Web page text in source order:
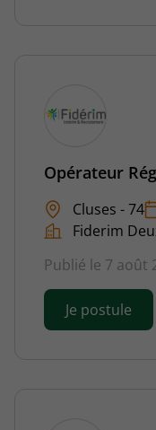
Opérateur
Cluses - 74
Fiderim
Publié le 7 août
Je postule